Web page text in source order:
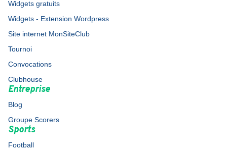
Widgets gratuits
Widgets - Extension Wordpress
Site internet MonSiteClub
Tournoi
Convocations
Clubhouse
Entreprise
Blog
Groupe Scorers
Sports
Football